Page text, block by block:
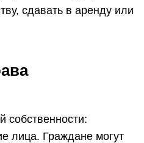
сдавать в аренду или
собственности:
лица. Граждане могут